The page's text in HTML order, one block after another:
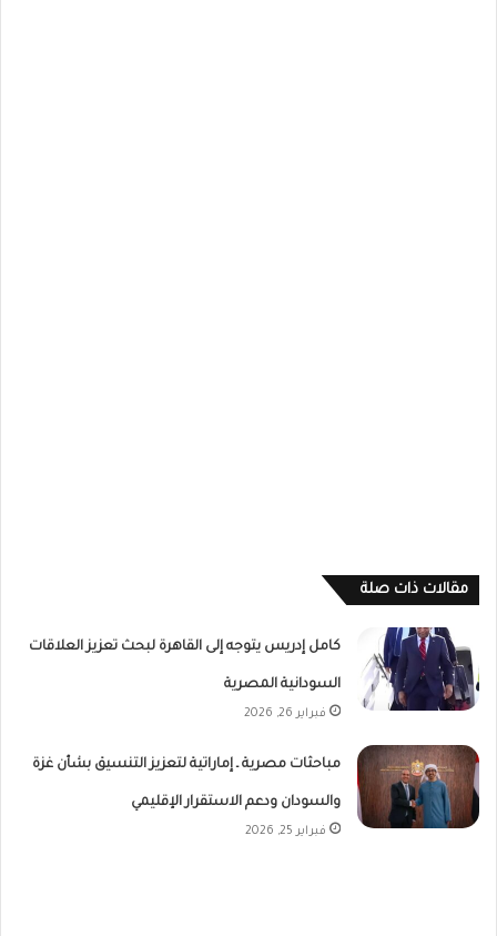
مقالات ذات صلة
كامل إدريس يتوجه إلى القاهرة لبحث تعزيز العلاقات
السودانية المصرية
فبراير 26, 2026
مباحثات مصرية ـ إماراتية لتعزيز التنسيق بشأن غزة
والسودان ودعم الاستقرار الإقليمي
فبراير 25, 2026